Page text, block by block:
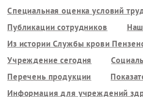
Специальная оценка условий
Публикации сотрудников
Из истории Службы крови
Учреждение сегодня
Перечень продукции
Информация для учреждений